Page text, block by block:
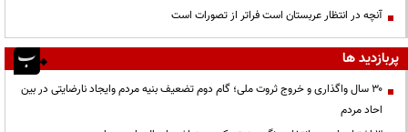
آنچه در انتظار عربستان است فراتر از تصورات است
پربازدید ها
۳۰ سال واگذاری و خروج ثروت ملی؛ گام دوم تضعیف بنیه مردم وایجاد نارضایتی در بین
احاد مردم